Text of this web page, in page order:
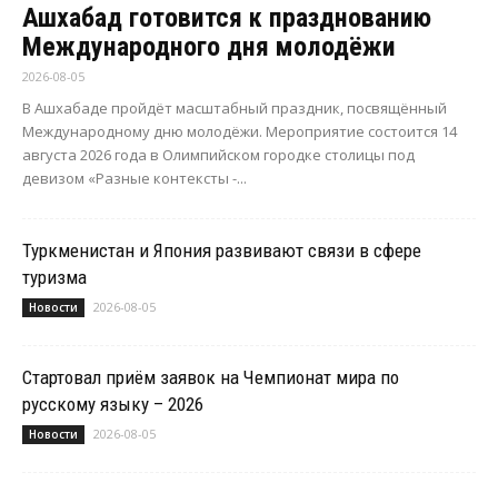
Ашхабад готовится к празднованию
Международного дня молодёжи
2026-08-05
В Ашхабаде пройдёт масштабный праздник, посвящённый
Международному дню молодёжи. Мероприятие состоится 14
августа 2026 года в Олимпийском городке столицы под
девизом «Разные контексты -...
Туркменистан и Япония развивают связи в сфере
туризма
Новости 2026-08-05
Стартовал приём заявок на Чемпионат мира по
русскому языку – 2026
Новости 2026-08-05